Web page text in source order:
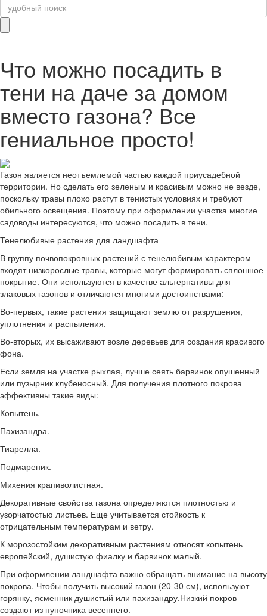
Что можно посадить в
тени на даче за домом
вместо газона? Все
гениальное просто!
Газон является неотъемлемой частью каждой приусадебной
территории. Но сделать его зеленым и красивым можно не везде,
поскольку травы плохо растут в тенистых условиях и требуют
обильного освещения. Поэтому при оформлении участка многие
садоводы интересуются, что можно посадить в тени.
Тенелюбивые растения для ландшафта
В группу почвопокровных растений с тенелюбивым характером
входят низкорослые травы, которые могут формировать сплошное
покрытие. Они используются в качестве альтернативы для
злаковых газонов и отличаются многими достоинствами:
Во-первых, такие растения защищают землю от разрушения,
уплотнения и распыления.
Во-вторых, их высаживают возле деревьев для создания красивого
фона.
Если земля на участке рыхлая, лучше сеять барвинок опушенный
или пузырник клубеносный. Для получения плотного покрова
эффективны такие виды:
Копытень.
Пахизандра.
Тиарелла.
Подмареник.
Михения крапиволистная.
Декоративные свойства газона определяются плотностью и
узорчатостью листьев. Еще учитывается стойкость к
отрицательным температурам и ветру.
К морозостойким декоративным растениям относят копытень
европейский, душистую фиалку и барвинок малый.
При оформлении ландшафта важно обращать внимание на высоту
покрова. Чтобы получить высокий газон (20-30 см), используют
горянку, ясменник душистый или пахизандру.Низкий покров
создают из пупочника весеннего.